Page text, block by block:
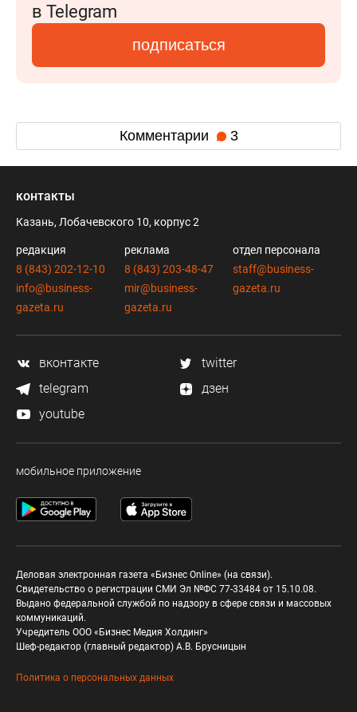
в Telegram
подписаться
Комментарии 3
контакты
Казань, Лобачевского 10, корпус 2
редакция
8 (843) 202-12-10
info@business-
gazeta.ru
реклама
8 (843) 203-48-47
mir@business-
gazeta.ru
отдел персонала
staff@business-
gazeta.ru
вконтакте
twitter
telegram
дзен
youtube
мобильное приложение
Деловая электронная газета «Бизнес Online» (на связи).
Свидетельство о регистрации СМИ Эл №ФС 77-33484 от 15.10.08.
Выдано федеральной службой по надзору в сфере связи и массовых
коммуникаций.
Учредитель ООО «Бизнес Медия Холдинг»
Шеф-редактор (главный редактор) А.В. Брусницын
Политика о персональных данных